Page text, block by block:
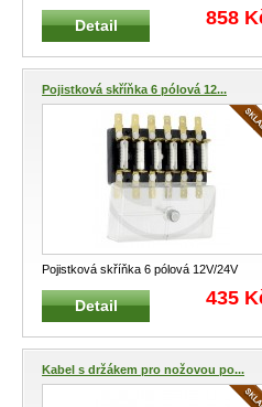
6V/12V/24V Rozvodová skříňka pro el...
Detail 858
Pojistková skříňka 6 pólová 12...
Pojistková skříňka 6 pólová 12V/24V
Pojistková skříňka pro elektroinstal ...
Detail 435
Kabel s držákem pro nožovou po...